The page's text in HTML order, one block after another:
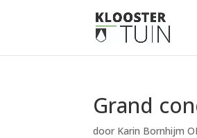
Grand
door Karin Bornhijm